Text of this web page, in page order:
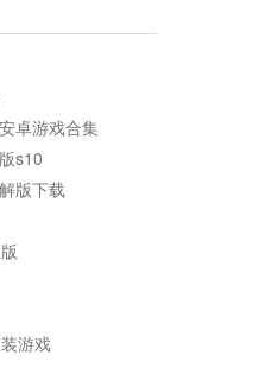
卓游戏合集
s10
版下载
游戏